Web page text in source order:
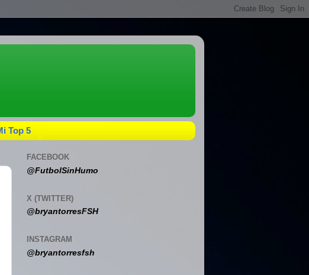
Top 5
FACEBOOK
@FutbolSinHumo
X (TWITTER)
@bryantorresFSH
INSTAGRAM
@bryantorresfsh